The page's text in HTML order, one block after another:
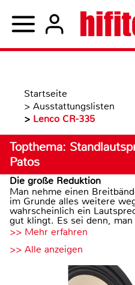
Startseite
> Ausstattungslisten
> Lenco CR-335
Topthema:
Patos
Die große Reduktion
Man nehme einen
im Grunde alles weitere
wahrscheinlich ein
gut klingt. Es sei denn,
>> Mehr erfahren
>> Alle anzeigen